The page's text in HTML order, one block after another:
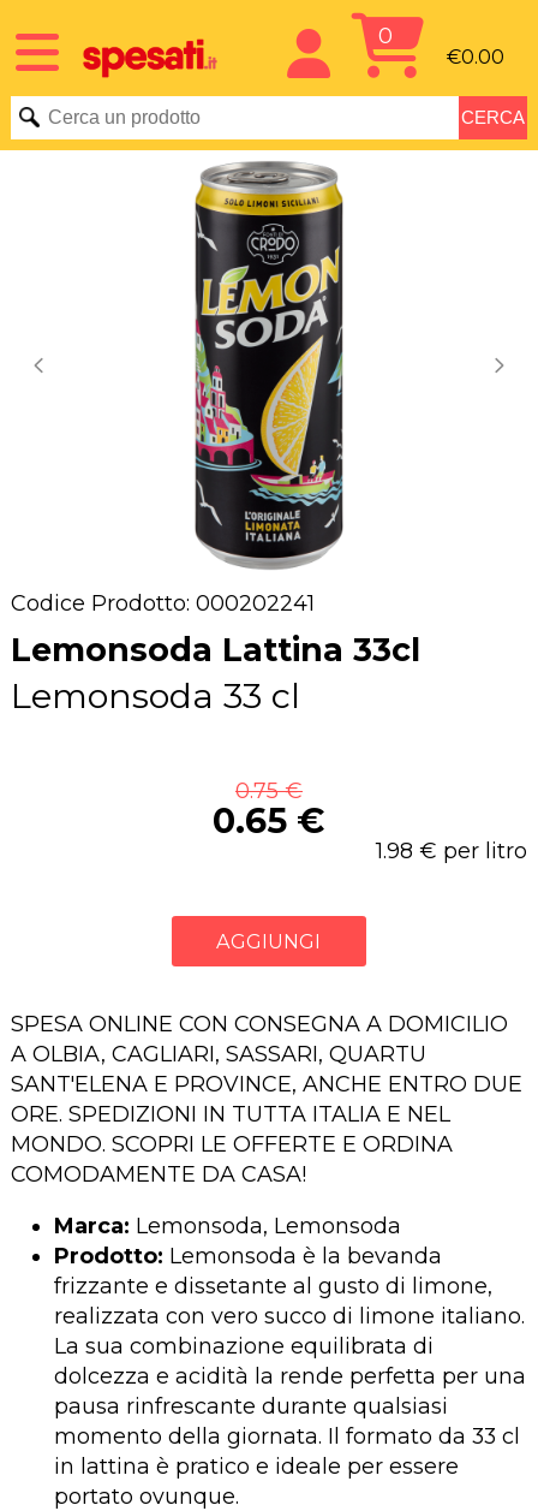
0
€0.00
Codice Prodotto: 000202241
Lemonsoda Lattina 33cl
Lemonsoda 33 cl
0.75 €
0.65 €
1.98 € per litro
AGGIUNGI
SPESA ONLINE CON CONSEGNA A DOMICILIO
A OLBIA, CAGLIARI, SASSARI, QUARTU
SANT'ELENA E PROVINCE, ANCHE ENTRO DUE
ORE. SPEDIZIONI IN TUTTA ITALIA E NEL
MONDO. SCOPRI LE OFFERTE E ORDINA
COMODAMENTE DA CASA!
Marca: Lemonsoda, Lemonsoda
Prodotto: Lemonsoda è la bevanda
frizzante e dissetante al gusto di limone,
realizzata con vero succo di limone italiano.
La sua combinazione equilibrata di
dolcezza e acidità la rende perfetta per una
pausa rinfrescante durante qualsiasi
momento della giornata. Il formato da 33 cl
in lattina è pratico e ideale per essere
portato ovunque.